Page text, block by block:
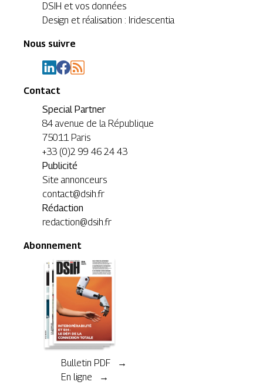
DSIH et vos données
Design et réalisation : Iridescentia
Nous suivre
Contact
Special Partner
84 avenue de la République
75011 Paris
+33 (0)2 99 46 24 43
Publicité
Site annonceurs
contact@dsih.fr
Rédaction
redaction@dsih.fr
Abonnement
Bulletin PDF →
En ligne →